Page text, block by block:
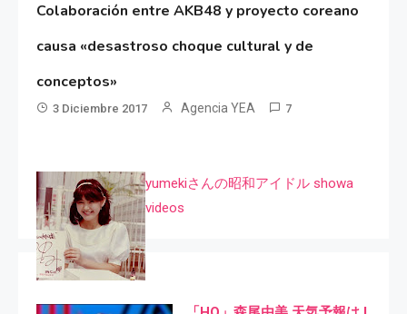
Colaboración entre AKB48 y proyecto coreano
causa «desastroso choque cultural y de
conceptos»
3 Diciembre 2017 Agencia YEA 7
yumekiさんの昭和アイドル showa
videos